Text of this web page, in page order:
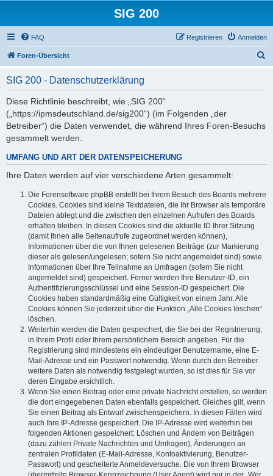
SIG 200
FAQ Anmelden
Registrieren
Foren-Übersicht
SIG 200 - Datenschutzerklärung
Diese Richtlinie beschreibt, wie „SIG 200“
(„https://ipmsdeutschland.de/sig200“) (im Folgenden „der
Betreiber“) die Daten verwendet, die während Ihres Foren-Besuchs
gesammelt werden.
UMFANG UND ART DER DATENSPEICHERUNG
Ihre Daten werden auf vier verschiedene Arten gesammelt:
Die Forensoftware phpBB erstellt bei Ihrem Besuch des Boards mehrere
Cookies. Cookies sind kleine Textdateien, die Ihr Browser als temporäre
Dateien ablegt und die zwischen den einzelnen Aufrufen des Boards
erhalten bleiben. In diesen Cookies sind die aktuelle ID Ihrer Sitzung
(damit Ihnen alle Seitenaufrufe zugeordnet werden können),
Informationen über die von Ihnen gelesenen Beiträge (zur Markierung
dieser als gelesen/ungelesen; sofern Sie nicht angemeldet sind) sowie
Informationen über Ihre Teilnahme an Umfragen (sofern Sie nicht
angemeldet sind) gespeichert. Ferner werden Ihre Benutzer-ID, ein
Authentifizierungsschlüssel und eine Session-ID gespeichert. Die
Cookies haben standardmäßig eine Gültigkeit von einem Jahr. Alle
Cookies können Sie jederzeit über die Funktion „Alle Cookies löschen“
löschen.
Weiterhin werden die Daten gespeichert, die Sie bei der Registrierung,
in Ihrem Profil oder Ihrem persönlichem Bereich angeben. Für die
Registrierung sind mindestens ein eindeutiger Benutzername, eine E-
Mail-Adresse und ein Passwort notwendig. Wenn durch den Betreiber
weitere Daten als notwendig festgelegt wurden, so ist dies für Sie vor
deren Eingabe ersichtlich.
Wenn Sie einen Beitrag oder eine private Nachricht erstellen, so werden
die dort eingegebenen Daten ebenfalls gespeichert. Gleiches gilt, wenn
Sie einen Beitrag als Entwurf zwischenspeichern. In diesen Fällen wird
auch Ihre IP-Adresse gespeichert. Die IP-Adresse wird weiterhin bei
folgenden Aktionen gespeichert: Löschen und Ändern von Beiträgen
(dazu zählen Private Nachrichten und Umfragen), Änderungen an
zentralen Profildaten (E-Mail-Adresse, Kontoaktivierung, Benutzer-
Passwort) und gescheiterte Anmeldeversuche. Die von Ihrem Browser